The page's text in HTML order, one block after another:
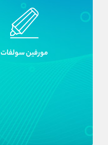
مورفين سولفات